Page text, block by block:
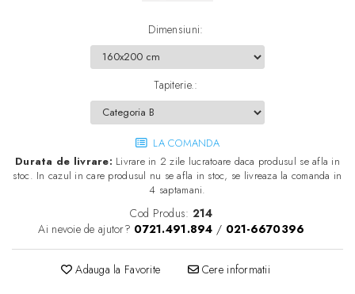
Dimensiuni:
Tapiterie.:
LA COMANDA
Durata de livrare: Livrare in 2 zile lucratoare daca produsul se afla in
stoc. In cazul in care produsul nu se afla in stoc, se livreaza la comanda in
4 saptamani.
Cod Produs: 214
Ai nevoie de ajutor? 0721.491.894 / 021-6670396
Adauga la Favorite Cere informatii